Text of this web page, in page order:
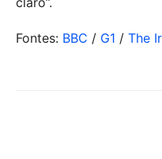
Fontes: BBC / G1 / The